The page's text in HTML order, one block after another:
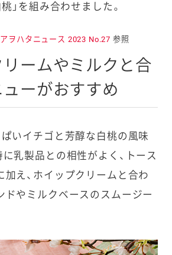
桃」を組み合わせました。
ヲハタニュース 2023 No.27 参照
ームやミルクと合
ーがおすすめ
いイチゴと芳醇な白桃の風味
乳製品との相性がよく、トース
加え、ホイップクリームと合わ
ドやミルクベースのスムージー